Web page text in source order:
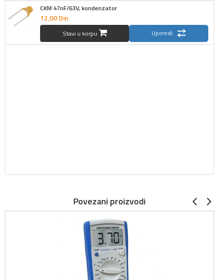
CKM 47nF/63V, kondenzator
12,00Din
Stavi u korpu Uporedi
Povezani proizvodi